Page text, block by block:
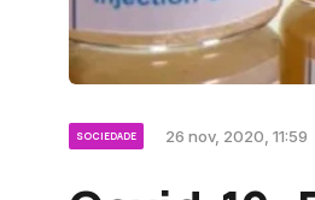
SOCIEDADE 26 nov, 2020, 11:59